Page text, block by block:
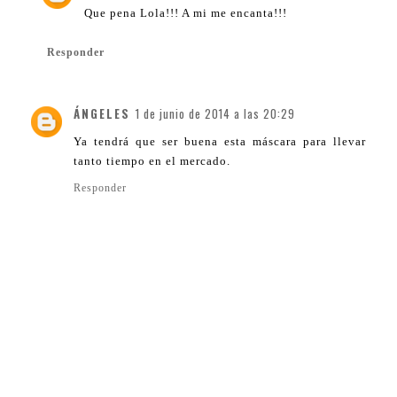
Que pena Lola!!! A mi me encanta!!!
Responder
ÁNGELES 1 de junio de 2014 a las 20:29
Ya tendrá que ser buena esta máscara para llevar
tanto tiempo en el mercado.
Responder